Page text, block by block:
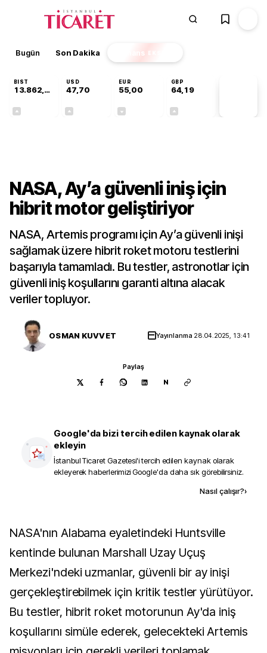
Bugün Son Dakika Finans EKSTRA
BIST
13.862,08
USD
47,70
EUR
55,00
GBP
64,19
NASA, Ay’a güvenli iniş için
hibrit motor geliştiriyor
NASA, Artemis programı için Ay’a güvenli inişi
sağlamak üzere hibrit roket motoru testlerini
başarıyla tamamladı. Bu testler, astronotlar için
güvenli iniş koşullarını garanti altına alacak
veriler topluyor.
OSMAN KUVVET Yayınlanma 28.04.2025, 13:41
Paylaş
N
Google'da bizi tercih edilen kaynak olarak
ekleyin
İstanbul Ticaret Gazetesi'i tercih edilen kaynak olarak
ekleyerek haberlerimizi Google'da daha sık görebilirsiniz.
Nasıl çalışır?›
NASA'nın Alabama eyaletindeki Huntsville
kentinde bulunan Marshall Uzay Uçuş
Merkezi'ndeki uzmanlar, güvenli bir ay inişi
gerçekleştirebilmek için kritik testler yürütüyor.
Bu testler, hibrit roket motorunun Ay'da iniş
koşullarını simüle ederek, gelecekteki Artemis